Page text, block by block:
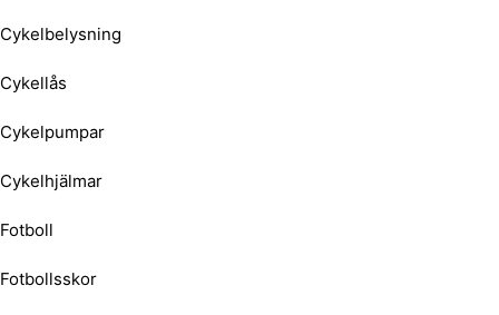
Cykelbelysning
Cykellås
Cykelpumpar
Cykelhjälmar
Fotboll
Fotbollsskor